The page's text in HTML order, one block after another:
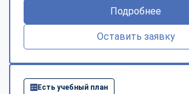
Подробнее
Оставить заявку
Есть учебный план